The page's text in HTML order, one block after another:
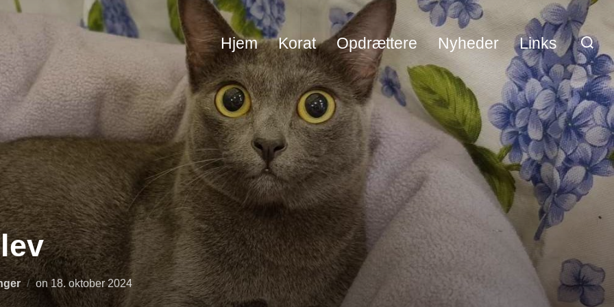
Hjem Korat Opdrættere Nyheder Links
Søg
efter:
on Udgivet
18. oktober 2024